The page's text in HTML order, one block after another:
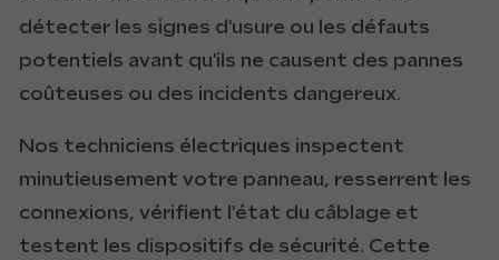
détecter les signes d'usure ou les défauts
potentiels avant qu'ils ne causent des pannes
coûteuses ou des incidents dangereux.
Nos techniciens électriques inspectent
minutieusement votre panneau, resserrent les
connexions, vérifient l'état du câblage et
testent les dispositifs de sécurité. Cette